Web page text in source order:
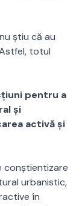
știu că au
totul
pentru a
şi
activă și
conștientizare
urbanistic,
în